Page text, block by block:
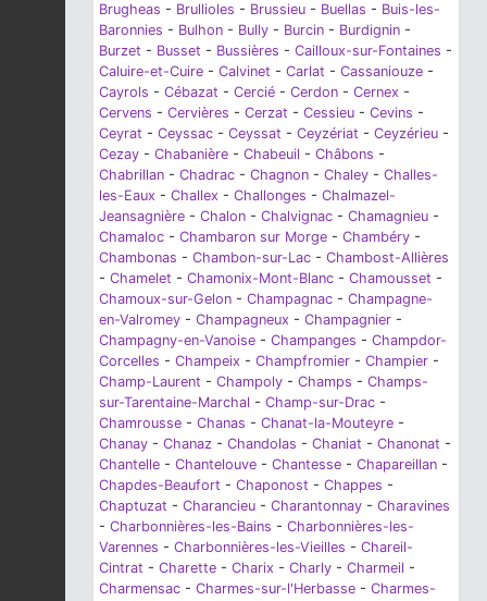
Brugheas - Brullioles - Brussieu - Buellas - Buis-les-
Baronnies - Bulhon - Bully - Burcin - Burdignin -
Burzet - Busset - Bussières - Cailloux-sur-Fontaines -
Caluire-et-Cuire - Calvinet - Carlat - Cassaniouze -
Cayrols - Cébazat - Cercié - Cerdon - Cernex -
Cervens - Cervières - Cerzat - Cessieu - Cevins -
Ceyrat - Ceyssac - Ceyssat - Ceyzériat - Ceyzérieu -
Cezay - Chabanière - Chabeuil - Châbons -
Chabrillan - Chadrac - Chagnon - Chaley - Challes-
les-Eaux - Challex - Challonges - Chalmazel-
Jeansagnière - Chalon - Chalvignac - Chamagnieu -
Chamaloc - Chambaron sur Morge - Chambéry -
Chambonas - Chambon-sur-Lac - Chambost-Allières
- Chamelet - Chamonix-Mont-Blanc - Chamousset -
Chamoux-sur-Gelon - Champagnac - Champagne-
en-Valromey - Champagneux - Champagnier -
Champagny-en-Vanoise - Champanges - Champdor-
Corcelles - Champeix - Champfromier - Champier -
Champ-Laurent - Champoly - Champs - Champs-
sur-Tarentaine-Marchal - Champ-sur-Drac -
Chamrousse - Chanas - Chanat-la-Mouteyre -
Chanay - Chanaz - Chandolas - Chaniat - Chanonat -
Chantelle - Chantelouve - Chantesse - Chapareillan -
Chapdes-Beaufort - Chaponost - Chappes -
Chaptuzat - Charancieu - Charantonnay - Charavines
- Charbonnières-les-Bains - Charbonnières-les-
Varennes - Charbonnières-les-Vieilles - Chareil-
Cintrat - Charette - Charix - Charly - Charmeil -
Charmensac - Charmes-sur-l'Herbasse - Charmes-